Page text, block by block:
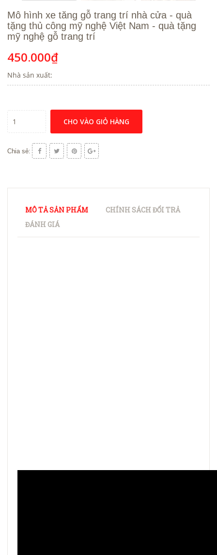
Mô hình xe tăng gỗ trang trí nhà cửa - quà
tặng thủ công mỹ nghệ Việt Nam - quà tặng
mỹ nghệ gỗ trang trí
450.000₫
Nhà sản xuất:
CHO VÀO GIỎ HÀNG
Chia sẻ:
MÔ TẢ SẢN PHẨM
CHÍNH SÁCH ĐỔI TRẢ
ĐÁNH GIÁ